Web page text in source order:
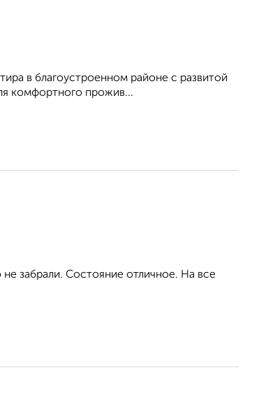
в благоустроенном районе с развитой
комфортного прожив...
не забрали. Состояние отличное. На все